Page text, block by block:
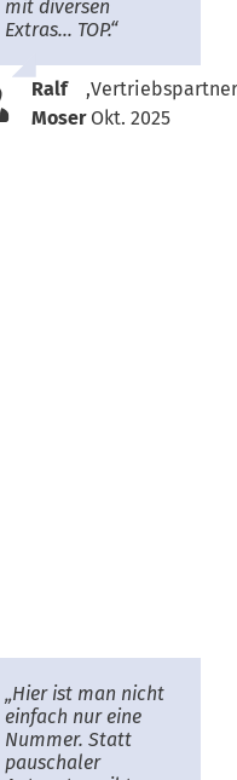
mit diversen
Extras… TOP.“
Ralf
Moser
,
Okt. 2025
„Hier ist man nicht
einfach nur eine
Nummer. Statt
pauschaler